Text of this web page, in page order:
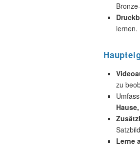
lernen.
zu
Lerne